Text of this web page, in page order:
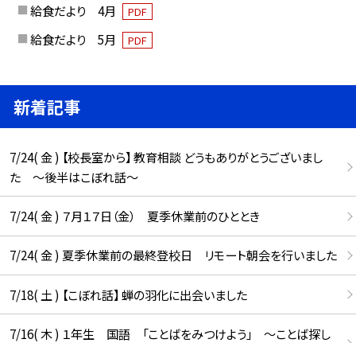
給食だより 4月 PDF
給食だより 5月 PDF
新着記事
7/24( 金 ) 【校長室から】 教育相談 どうもありがとうございまし
た ～後半はこぼれ話～
7/24( 金 ) ７月１７日（金） 夏季休業前のひととき
7/24( 金 ) 夏季休業前の最終登校日 リモート朝会を行いました
7/18( 土 ) 【こぼれ話】 蝉の羽化に出会いました
7/16( 木 ) １年生 国語 「ことばをみつけよう」 ～ことば探し